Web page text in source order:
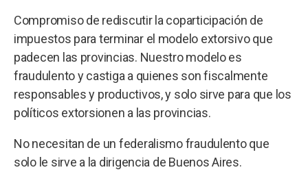
Compromiso de rediscutir la coparticipación de
impuestos para terminar el modelo extorsivo que
padecen las provincias. Nuestro modelo es
fraudulento y castiga a quienes son fiscalmente
responsables y productivos, y solo sirve para que los
políticos extorsionen a las provincias.
No necesitan de un federalismo fraudulento que
solo le sirve a la dirigencia de Buenos Aires.